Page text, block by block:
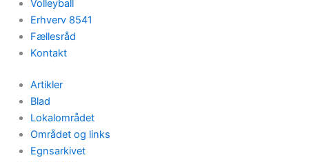
Volleyball
Erhverv 8541
Fællesråd
Kontakt
Artikler
Blad
Lokalområdet
Området og links
Egnsarkivet